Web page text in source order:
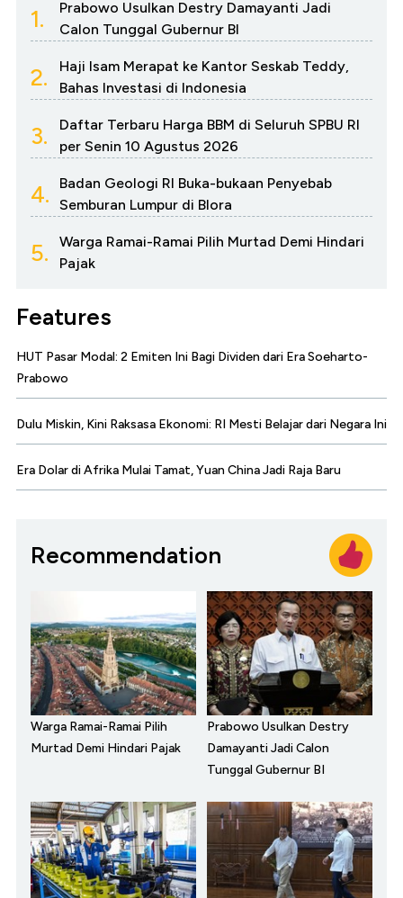
1.
Prabowo Usulkan Destry Damayanti Jadi
Calon Tunggal Gubernur BI
2.
Haji Isam Merapat ke Kantor Seskab Teddy,
Bahas Investasi di Indonesia
3.
Daftar Terbaru Harga BBM di Seluruh SPBU RI
per Senin 10 Agustus 2026
4.
Badan Geologi RI Buka-bukaan Penyebab
Semburan Lumpur di Blora
5.
Warga Ramai-Ramai Pilih Murtad Demi Hindari
Pajak
Features
HUT Pasar Modal: 2 Emiten Ini Bagi Dividen dari Era Soeharto-
Prabowo
Dulu Miskin, Kini Raksasa Ekonomi: RI Mesti Belajar dari Negara Ini
Era Dolar di Afrika Mulai Tamat, Yuan China Jadi Raja Baru
Recommendation
Warga Ramai-Ramai Pilih
Murtad Demi Hindari Pajak
Prabowo Usulkan Destry
Damayanti Jadi Calon
Tunggal Gubernur BI